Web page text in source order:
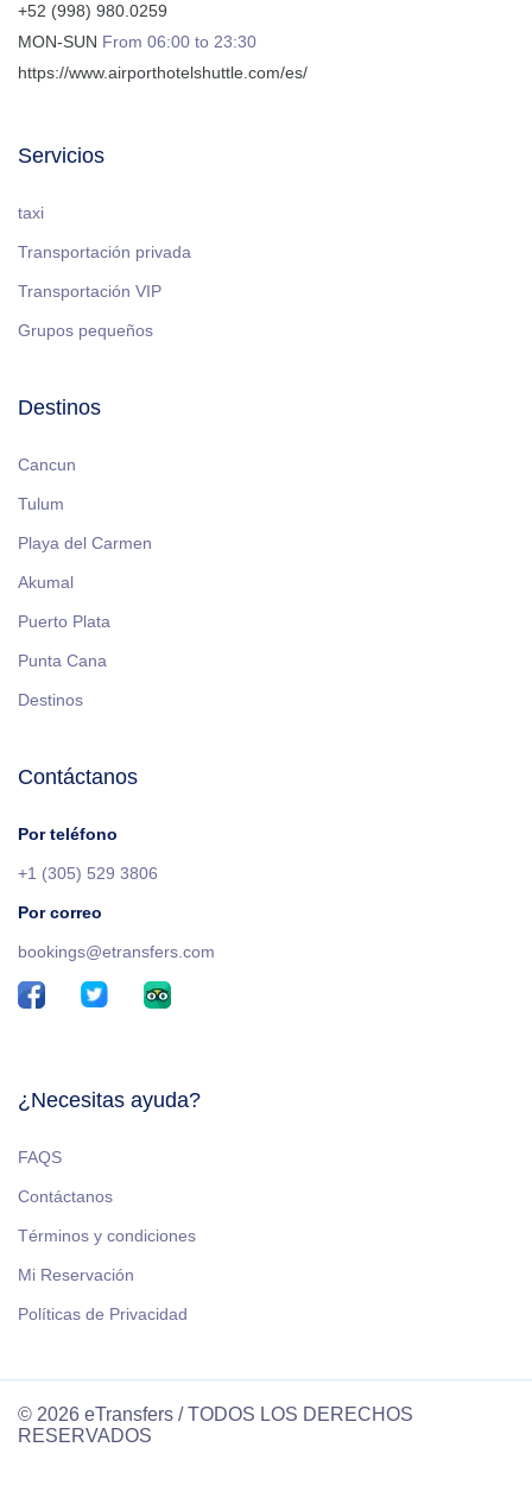
+52 (998) 980.0259
MON-SUN From 06:00 to 23:30
https://www.airporthotelshuttle.com/es/
Servicios
taxi
Transportación privada
Transportación VIP
Grupos pequeños
Destinos
Cancun
Tulum
Playa del Carmen
Akumal
Puerto Plata
Punta Cana
Destinos
Contáctanos
Por teléfono
+1 (305) 529 3806
Por correo
bookings@etransfers.com
¿Necesitas ayuda?
FAQS
Contáctanos
Términos y condiciones
Mi Reservación
Políticas de Privacidad
© 2026 eTransfers / TODOS LOS DERECHOS
RESERVADOS